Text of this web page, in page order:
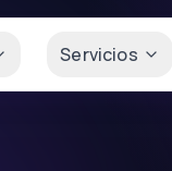
Servicios